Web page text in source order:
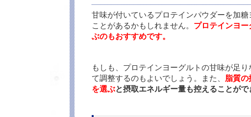
甘味が付いているプロテインパウダーを加
ことがあるかもしれません。 プロテインヨ
ぶのもおすすめです。
もしも、プロテインヨーグルトの甘味が足
て調整するのもよいでしょう。また、 脂質の
を選ぶと摂取エネルギー量も控えることがで